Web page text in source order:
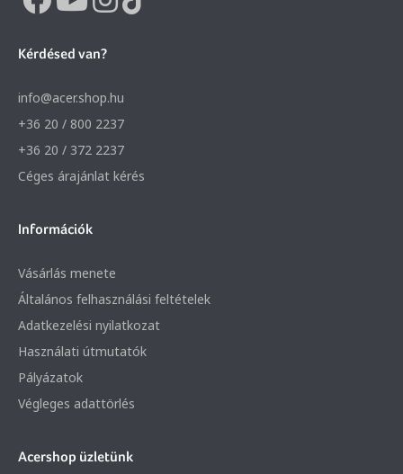
Kérdésed van?
info@acer.shop.hu
+36 20 / 800 2237
+36 20 / 372 2237
Céges árajánlat kérés
Információk
Vásárlás menete
Általános felhasználási feltételek
Adatkezelési nyilatkozat
Használati útmutatók
Pályázatok
Végleges adattörlés
Acershop üzletünk